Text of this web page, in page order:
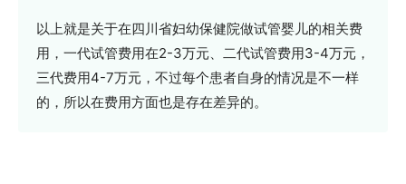
以上就是关于在四川省妇幼保健院做试管婴儿的相关费
用，一代试管费用在2-3万元、二代试管费用3-4万元，
三代费用4-7万元，不过每个患者自身的情况是不一样
的，所以在费用方面也是存在差异的。